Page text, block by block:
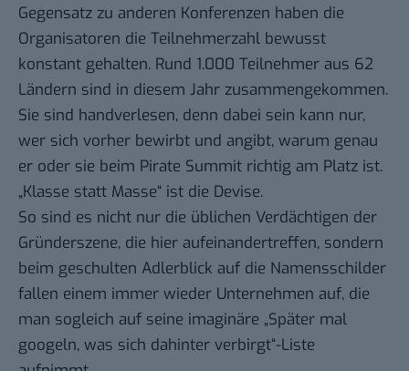
Gegensatz zu anderen Konferenzen haben die
Organisatoren die Teilnehmerzahl bewusst
konstant gehalten. Rund 1.000 Teilnehmer aus 62
Ländern sind in diesem Jahr zusammengekommen.
Sie sind handverlesen, denn dabei sein kann nur,
wer sich vorher bewirbt und angibt, warum genau
er oder sie beim Pirate Summit richtig am Platz ist.
„Klasse statt Masse“ ist die Devise.
So sind es nicht nur die üblichen Verdächtigen der
Gründerszene, die hier aufeinandertreffen, sondern
beim geschulten Adlerblick auf die Namensschilder
fallen einem immer wieder Unternehmen auf, die
man sogleich auf seine imaginäre „Später mal
googeln, was sich dahinter verbirgt“-Liste